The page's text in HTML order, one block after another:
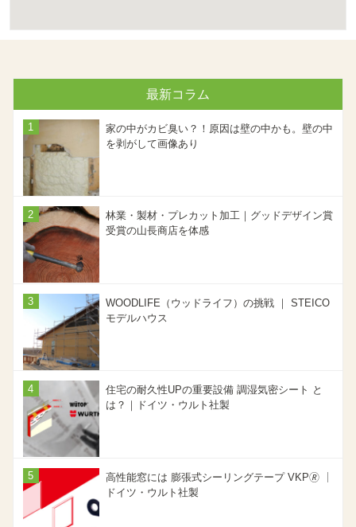
最新コラム
家の中がカビ臭い？！原因は壁の中かも。壁の中
を剥がして画像あり
林業・製材・プレカット加工｜グッドデザイン賞
受賞の山長商店を体感
WOODLIFE（ウッドライフ）の挑戦 ｜ STEICO
モデルハウス
住宅の耐久性UPの重要設備 調湿気密シート と
は？｜ドイツ・ウルト社製
高性能窓には 膨張式シーリングテープ VKP🄬 ｜
ドイツ・ウルト社製